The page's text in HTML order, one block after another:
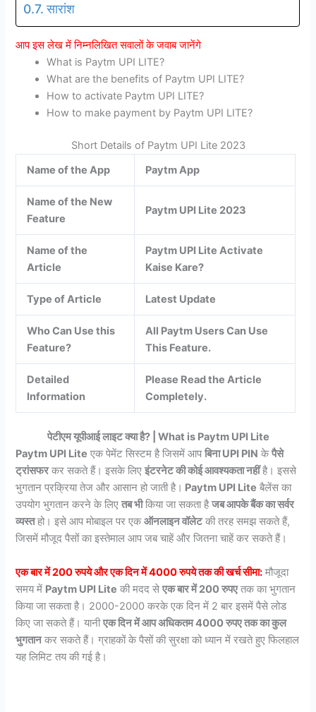
सारांश
आप इस लेख में निम्नलिखित सवालों के जवाब जानेंगे
What is Paytm UPI LITE?
What are the benefits of Paytm UPI LITE?
How to activate Paytm UPI LITE?
How to make payment by Paytm UPI LITE?
Short Details of Paytm UPI Lite 2023
Name of the App
Paytm App
Name of the New
Feature
Paytm UPI Lite 2023
Name of the
Article
Paytm UPI Lite Activate
Kaise Kare?
Type of Article Latest Update
Who Can Use this
Feature?
All Paytm Users Can Use
This Feature.
Detailed
Information
Please Read the Article
Completely.
पेटीएम यूपीआई लाइट क्या है? | What is Paytm UPI Lite
Paytm UPI Lite एक पेमेंट सिस्टम है जिसमें आपबिना UPI PIN केपैसे
ट्रांसफरकर सकते हैं। इसके लिएइंटरनेट की कोई आवश्यकता नहींहै। इससे
भुगतान प्रक्रिया तेज और आसान हो जाती है। Paytm UPI Lite बैलेंस का
उपयोग भुगतान करने के लिएतब भीकिया जा सकता हैजब आपके बैंक का सर्वर
व्यस्तहो। इसे आप मोबाइल पर एकऑनलाइन वॉलेटकी तरह समझ सकते हैं,
जिसमें मौजूद पैसों का इस्तेमाल आप जब चाहें और जितना चाहें कर सकते हैं।
एक बार में 200 रुपये और एक दिन में 4000 रुपये तक की खर्च सीमा: मौजूदा
समय में Paytm UPI Lite की मदद सेएक बार में 200 रुपएतक का भुगतान
किया जा सकता है। 2000-2000 करके एक दिन में 2 बार इसमें पैसे लोड
किए जा सकते हैं। यानीएक दिन में आप अधिकतम 4000 रुपए तक का कुल
भुगतानकर सकते हैं। ग्राहकों के पैसों की सुरक्षा को ध्यान में रखते हुए फिलहाल
यह लिमिट तय की गई है।